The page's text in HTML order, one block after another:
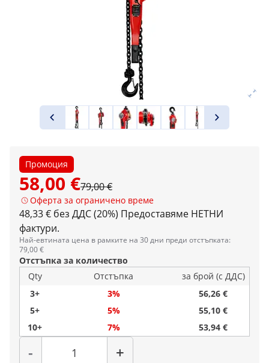
Промоция
58,00 €79,00 €
Оферта за ограничено време
48,33 € без ДДС (20%) Предоставяме НЕТНИ
фактури.
Най-евтината цена в рамките на 30 дни преди отстъпката:
79,00 €
Отстъпка за количество
Qty
Отстъпка
за брой (с ДДС)
3+
3%
56,26 €
5+
5%
55,10 €
10+
7% 53,94 €
-
Количество
+